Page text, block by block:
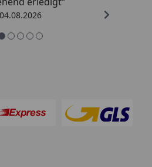
04.08.2026